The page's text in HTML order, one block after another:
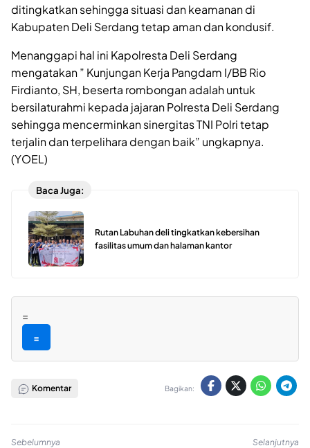
ditingkatkan sehingga situasi dan keamanan di
Kabupaten Deli Serdang tetap aman dan kondusif.
Menanggapi hal ini Kapolresta Deli Serdang
mengatakan ” Kunjungan Kerja Pangdam I/BB Rio
Firdianto, SH, beserta rombongan adalah untuk
bersilaturahmi kepada jajaran Polresta Deli Serdang
sehingga mencerminkan sinergitas TNI Polri tetap
terjalin dan terpelihara dengan baik” ungkapnya.
(YOEL)
Baca Juga:
Rutan Labuhan deli tingkatkan kebersihan
fasilitas umum dan halaman kantor
=
=
Komentar Bagikan:
Sebelumnya
Selanjutnya